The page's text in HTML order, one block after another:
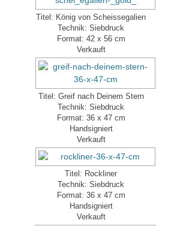
Titel: König von Scheissegalien
Technik: Siebdruck
Format: 42 x 56 cm
Verkauft
Titel: Greif nach Deinem Stern
Technik: Siebdruck
Format: 36 x 47 cm
Handsigniert
Verkauft
Titel: Rockliner
Technik: Siebdruck
Format: 36 x 47 cm
Handsigniert
Verkauft